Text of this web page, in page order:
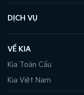
DỊCH VỤ
VỀ KIA
Kia Toàn Cầu
Kia Việt Nam